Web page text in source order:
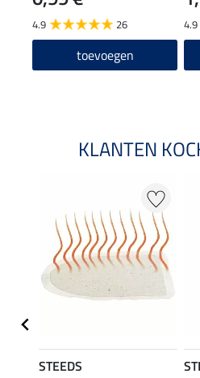
4.9 26
toevoegen
4.9
KLANTEN
STEEDS